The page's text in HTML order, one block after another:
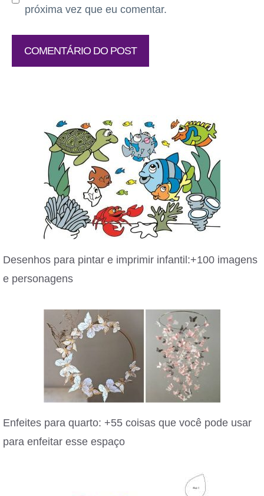
próxima vez que eu comentar.
Desenhos para pintar e imprimir infantil:+100 imagens
e personagens
Enfeites para quarto: +55 coisas que você pode usar
para enfeitar esse espaço